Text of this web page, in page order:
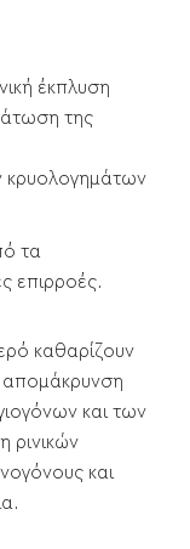
έκπλυση
της
κρυολογημάτων
τα
επιρροές.
καθαρίζουν
απομάκρυνση
και των
ρινικών
και